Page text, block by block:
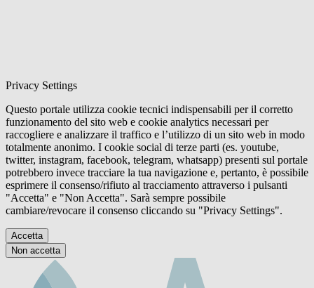
Privacy Settings
Questo portale utilizza cookie tecnici indispensabili per il corretto
funzionamento del sito web e cookie analytics necessari per
raccogliere e analizzare il traffico e l’utilizzo di un sito web in modo
totalmente anonimo. I cookie social di terze parti (es. youtube,
twitter, instagram, facebook, telegram, whatsapp) presenti sul portale
potrebbero invece tracciare la tua navigazione e, pertanto, è possibile
esprimere il consenso/rifiuto al tracciamento attraverso i pulsanti
"Accetta" e "Non Accetta". Sarà sempre possibile
cambiare/revocare il consenso cliccando su "Privacy Settings".
Accetta
Non accetta